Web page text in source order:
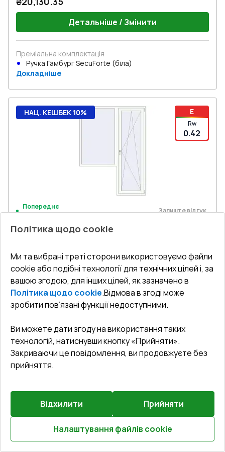
Розрахуй онлайн
Детальніше / Змінити
Преміальна комплектація
Ручка Гамбург SecuForte (біла)
Докладніше
E
Rw
0.42
НАЦ. КЕШБЕК 10%
Попереднє
замовлення
Залиште відгук
(RAL 9016) з двох сторін
Профільна система: 3 камерна
Глибина профілю :
Ущільнення
₴18,411.88
₴12,888.31
Детальніше / Змінити
Пластина 70*6 (E60;BrD;Synego;Geneo;Artevo)
Докладніше
Політика щодо cookie
Ми та вибрані треті сторони використовуємо файли
cookie або подібні технології для технічних цілей і, за
вашою згодою, для інших цілей, як зазначено в
Політика щодо cookie.Відмова в згоді може
зробити пов’язані функції недоступними.
Ви можете дати згоду на використання таких
технологій, натиснувши кнопку «Прийняти».
Закриваючи це повідомлення, ви продовжуєте без
прийняття.
Відхилити Прийняти
Налаштування файлів cookie